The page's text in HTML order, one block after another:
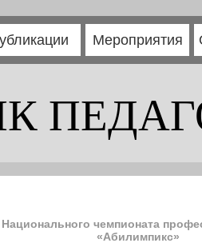
Мероприятия
чемпионата
«Абилимпикс»